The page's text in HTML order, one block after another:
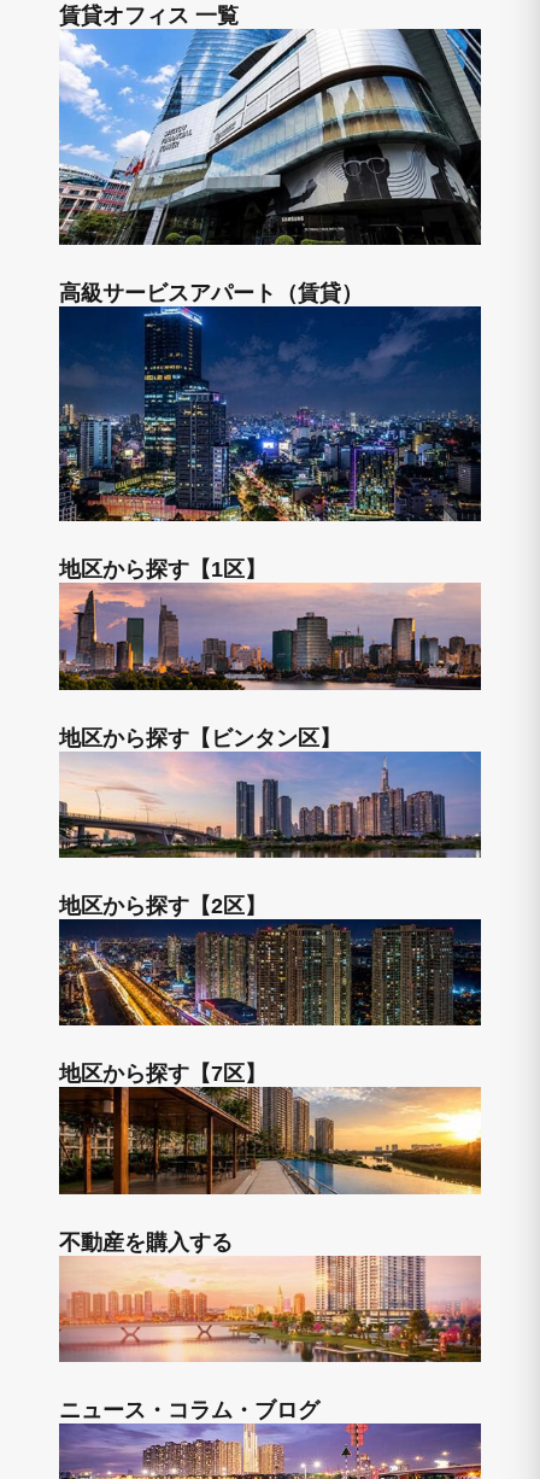
賃貸オフィス 一覧
高級サービスアパート（賃貸）
地区から探す【1区】
地区から探す【ビンタン区】
地区から探す【2区】
地区から探す【7区】
不動産を購入する
ニュース・コラム・ブログ